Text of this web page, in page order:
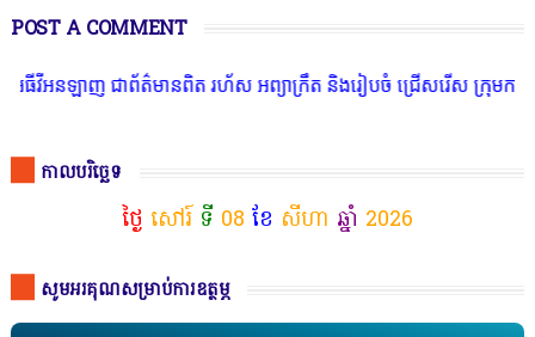
POST A COMMENT
ត៌មានពិត រហ័ស អព្យាក្រឹត និងរៀបចំ ជ្រើសរើស ក្រុមការងារ នៅតាមប
កាលបរិច្ឆេទ
ថ្ងៃ សៅរ៍ទី 08 ខែ សីហា ឆ្នាំ 2026
សូមអរគុណសម្រាប់ការឧត្ថម្ភ